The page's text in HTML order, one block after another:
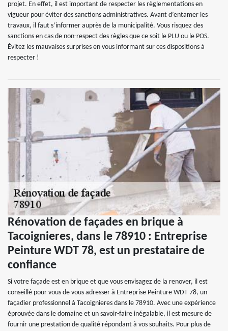
projet. En effet, il est important de respecter les règlementations en
vigueur pour éviter des sanctions administratives. Avant d’entamer les
travaux, il faut s’informer auprès de la municipalité. Vous risquez des
sanctions en cas de non-respect des règles que ce soit le PLU ou le POS.
Évitez les mauvaises surprises en vous informant sur ces dispositions à
respecter !
Rénovation de façades en brique à
Tacoignieres, dans le 78910 : Entreprise
Peinture WDT 78, est un prestataire de
confiance
Si votre façade est en brique et que vous envisagez de la renover, il est
conseillé pour vous de vous adresser à Entreprise Peinture WDT 78, un
façadier professionnel à Tacoignieres dans le 78910. Avec une expérience
éprouvée dans le domaine et un savoir-faire inégalable, il est mesure de
fournir une prestation de qualité répondant à vos souhaits. Pour plus de